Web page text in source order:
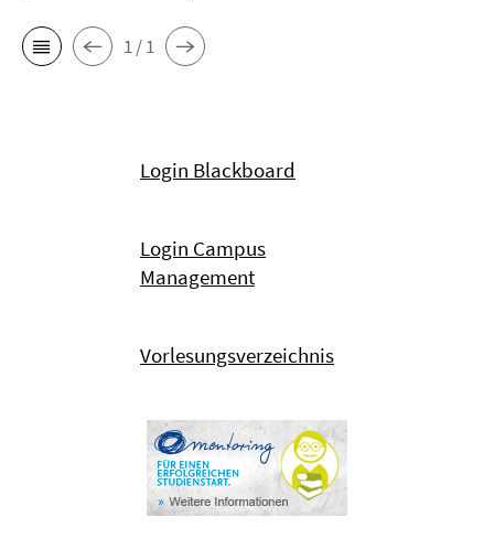
1 / 1
Login Blackboard
Login Campus
Management
Vorlesungsverzeichnis